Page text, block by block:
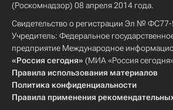
(Роскомнадзор) 08 апреля 2014 года.
Свидетельство о регистрации Эл №
Учредитель: Федеральное
предприятие Международное
«Россия сегодня» (МИА «Россия
Правила использования материалов
Политика конфиденциальности
Правила применения